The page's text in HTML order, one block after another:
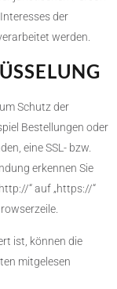
der
werden.
Schutz der
Bestellungen oder
eine SSL- bzw.
erkennen Sie
“ auf „https://“
ist, können die
mitgelesen